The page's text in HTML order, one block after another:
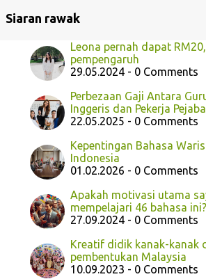
Siaran rawak
Leona pernah dapat
pempengaruh
29.05.2024 - 0 Comments
Perbezaan Gaji Antara
Inggeris dan Pekerja
22.05.2025 - 0 Comments
Kepentingan Bahasa
Indonesia
01.02.2026 - 0 Comments
Apakah motivasi utama
mempelajari 46 bahasa ini?
27.09.2024 - 0 Comments
Kreatif didik kanak-kanak
pembentukan Malaysia
10.09.2023 - 0 Comments